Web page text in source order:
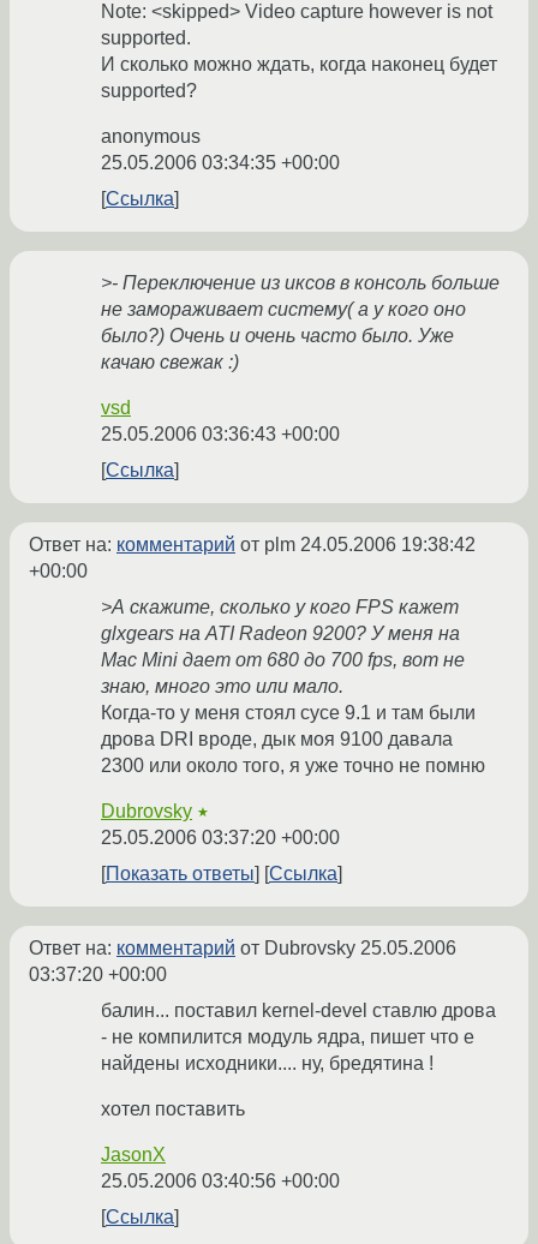
Note: <skipped> Video capture however is not
supported.
И сколько можно ждать, когда наконец будет
supported?
anonymous
25.05.2006 03:34:35 +00:00
Ссылка
>- Переключение из иксов в консоль больше
не замораживает систему( а у кого оно
было?) Очень и очень часто было. Уже
качаю свежак :)
vsd
25.05.2006 03:36:43 +00:00
Ссылка
Ответ на: комментарий от plm 24.05.2006 19:38:42
+00:00
>А скажите, сколько у кого FPS кажет
glxgears на ATI Radeon 9200? У меня на
Mac Mini дает от 680 до 700 fps, вот не
знаю, много это или мало.
Когда-то у меня стоял сусе 9.1 и там были
дрова DRI вроде, дык моя 9100 давала
2300 или около того, я уже точно не помню
Dubrovsky ★
25.05.2006 03:37:20 +00:00
Показать ответы
Ссылка
Ответ на: комментарий от Dubrovsky 25.05.2006
03:37:20 +00:00
балин... поставил kernel-devel ставлю дрова
- не компилится модуль ядра, пишет что е
найдены исходники.... ну, бредятина !
хотел поставить
JasonX
25.05.2006 03:40:56 +00:00
Ссылка